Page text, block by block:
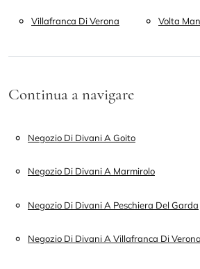
Villafranca Di Verona Volta
Continua a navigare
Negozio Di Divani A Goito
Negozio Di Divani A Marmirolo
Negozio Di Divani A Peschiera Del Garda
Negozio Di Divani A Villafranca Di Verona